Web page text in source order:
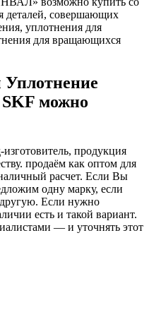
деталей, совершающих
уплотнения для
для вращающихся
можно
продукция
продаём как оптом для
расчет. Если Вы
одну марку, если
Если нужно
есть и такой вариант.
— и уточнять этот